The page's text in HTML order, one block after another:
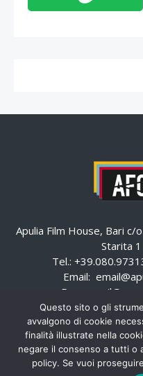
Apulia Film House, Bari
Starita
Tel.:
Email:
Pec:
Questo sito o gli
avvalgono di cookie
finalità illustrate nella
negare il consenso a tutti o
policy. Se vuoi